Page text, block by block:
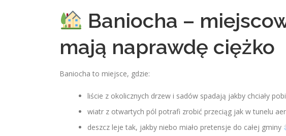
Baniocha –
mają naprawdę ciężko
Baniocha to miejsce, gdzie:
liście z okolicznych drzew i sadów spadają jakby chciały
wiatr z otwartych pól potrafi zrobić przeciąg jak w tunelu
deszcz leje tak, jakby niebo miało pretensje do całej gminy